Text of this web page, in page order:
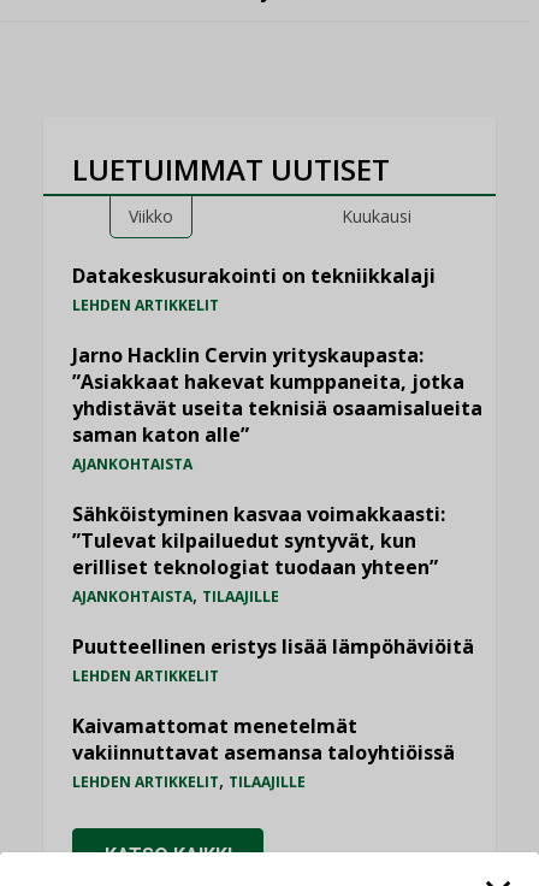
LUETUIMMAT UUTISET
Viikko Kuukausi
Datakeskusurakointi on tekniikkalaji
LEHDEN ARTIKKELIT
Jarno Hacklin Cervin yrityskaupasta:
”Asiakkaat hakevat kumppaneita, jotka
yhdistävät useita teknisiä osaamisalueita
saman katon alle”
AJANKOHTAISTA
Sähköistyminen kasvaa voimakkaasti:
”Tulevat kilpailuedut syntyvät, kun
erilliset teknologiat tuodaan yhteen”
AJANKOHTAISTA, TILAAJILLE
Puutteellinen eristys lisää lämpöhäviöitä
LEHDEN ARTIKKELIT
Kaivamattomat menetelmät
vakiinnuttavat asemansa taloyhtiöissä
LEHDEN ARTIKKELIT, TILAAJILLE
KATSO KAIKKI